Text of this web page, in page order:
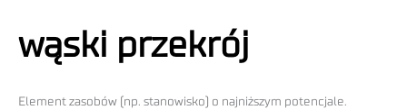
wąski przekrój
Element zasobów (np. stanowisko) o najniższym potencjale.